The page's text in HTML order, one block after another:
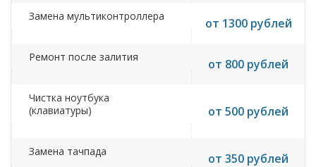
Замена мультиконтроллера от 1300 рублей
Ремонт после залития от 800 рублей
Чистка ноутбука
(клавиатуры)
от 500 рублей
Замена тачпада от 350 рублей